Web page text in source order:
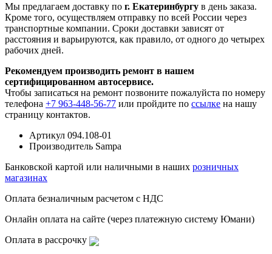
Мы предлагаем доставку по г. Екатеринбургу в день заказа.
Кроме того, осуществляем отправку по всей России через
транспортные компании. Сроки доставки зависят от
расстояния и варьируются, как правило, от одного до четырех
рабочих дней.
Рекомендуем производить ремонт в нашем
сертифицированном автосервисе.
Чтобы записаться на ремонт позвоните пожалуйста по номеру
телефона +7 963-448-56-77 или пройдите по ссылке на нашу
страницу контактов.
Артикул 094.108-01
Производитель Sampa
Банковской картой или наличными в наших розничных
магазинах
Оплата безналичным расчетом с НДС
Онлайн оплата на сайте (через платежную систему Юмани)
Оплата в рассрочку